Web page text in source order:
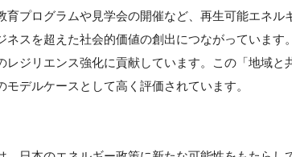
プログラムや見学会の開催など、再生可能エネル
スを超えた社会的価値の創出につながっています。
ジリエンス強化に貢献しています。この「地域と
デルケースとして高く評価されています。